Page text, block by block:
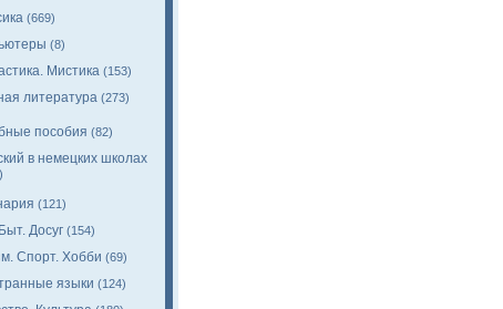
(669)
(8)
Мистика (153)
литература (273)
пособия (82)
в немецких школах
(121)
Досуг (154)
Спорт. Хобби (69)
языки (124)